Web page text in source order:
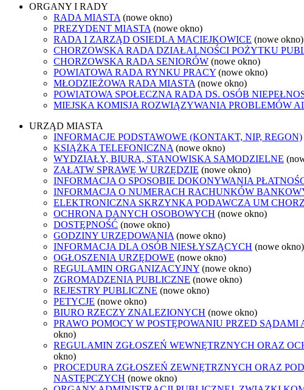
ORGANY I RADY
RADA MIASTA (nowe okno)
PREZYDENT MIASTA (nowe okno)
RADA I ZARZĄD OSIEDLA MACIEJKOWICE (nowe okno)
CHORZOWSKA RADA DZIAŁALNOŚCI POŻYTKU
CHORZOWSKA RADA SENIORÓW (nowe okno)
POWIATOWA RADA RYNKU PRACY (nowe okno)
MŁODZIEŻOWA RADA MIASTA (nowe okno)
POWIATOWA SPOŁECZNA RADA DS. OSÓB
MIEJSKA KOMISJA ROZWIĄZYWANIA PROBLEMÓW
URZĄD MIASTA
INFORMACJE PODSTAWOWE (KONTAKT, NIP, REGON)
KSIĄŻKA TELEFONICZNA (nowe okno)
WYDZIAŁY, BIURA, STANOWISKA SAMODZIELNE
ZAŁATW SPRAWĘ W URZĘDZIE (nowe okno)
INFORMACJA O SPOSOBIE DOKONYWANIA
INFORMACJA O NUMERACH RACHUNKÓW
ELEKTRONICZNA SKRZYNKA PODAWCZA UM
OCHRONA DANYCH OSOBOWYCH (nowe okno)
DOSTĘPNOŚĆ (nowe okno)
GODZINY URZĘDOWANIA (nowe okno)
INFORMACJA DLA OSÓB NIESŁYSZĄCYCH (nowe okno)
OGŁOSZENIA URZĘDOWE (nowe okno)
REGULAMIN ORGANIZACYJNY (nowe okno)
ZGROMADZENIA PUBLICZNE (nowe okno)
REJESTRY PUBLICZNE (nowe okno)
PETYCJE (nowe okno)
BIURO RZECZY ZNALEZIONYCH (nowe okno)
PRAWO POMOCY W POSTĘPOWANIU PRZED
okno)
REGULAMIN ZGŁOSZEŃ WEWNĘTRZNYCH ORAZ
okno)
PROCEDURA ZGŁOSZEŃ ZEWNĘTRZNYCH ORAZ
NASTĘPCZYCH (nowe okno)